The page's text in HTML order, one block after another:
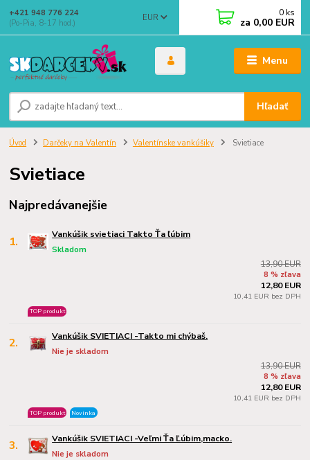
Menu
EUR
Hľadať
+421 948 776 224
(Po-Pia, 8-17 hod.)
0 ks
za 0,00 EUR
Úvod Darčeky na Valentín Valentínske vankúšiky Svietiace
Svietiace
Najpredávanejšie
1. Vankúšik svietiaci Takto Ťa ľúbim
Skladom
TOP produkt
13,90 EUR
8 % zľava
12,80 EUR
10,41 EUR bez DPH
2. Vankúšik SVIETIACI -Takto mi chýbaš.
Nie je skladom
TOP produkt Novinka
13,90 EUR
8 % zľava
12,80 EUR
10,41 EUR bez DPH
3. Vankúšik SVIETIACI -Veľmi Ťa Ľúbim,macko.
Nie je skladom